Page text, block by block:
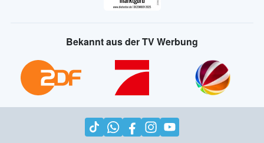
Bekannt aus der TV Werbung